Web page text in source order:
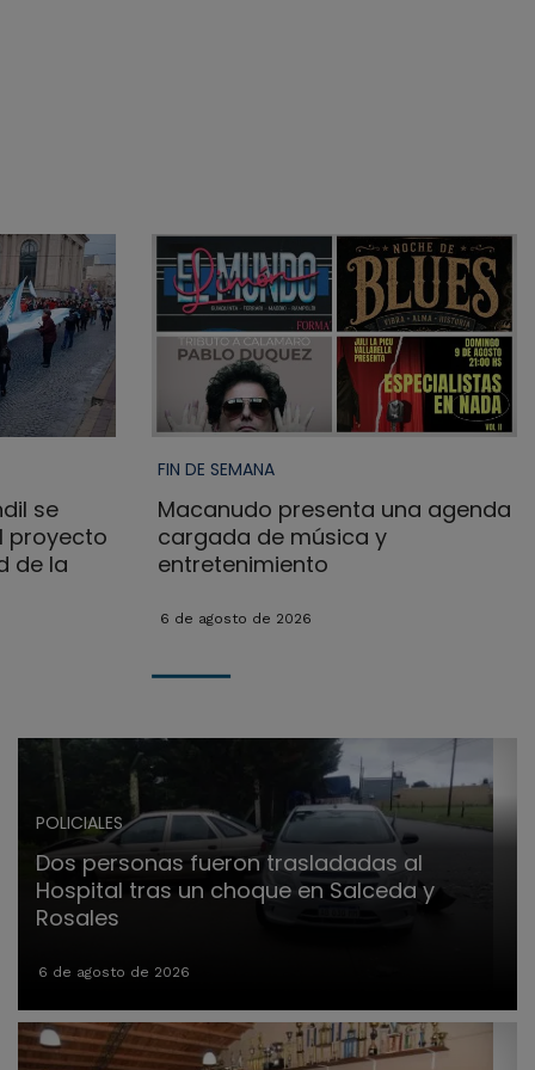
se
proyecto
de la
FIN DE SEMANA
Macanudo presenta una agenda
cargada de música y
entretenimiento
6 de agosto de 2026
POLICIALES
Dos personas fueron trasladadas al
Hospital tras un choque en Salceda y
Rosales
6 de agosto de 2026